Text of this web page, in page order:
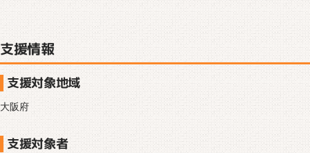
支援情報
支援対象地域
大阪府
支援対象者